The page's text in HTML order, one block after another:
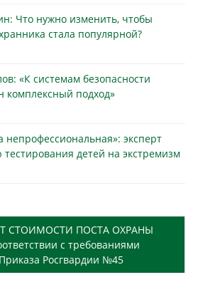
Что нужно изменить, чтобы
стала популярной?
«К системам безопасности
комплексный подход»
непрофессиональная»: эксперт
детей на экстремизм
СТОИМОСТИ ПОСТА ОХРАНЫ
с требованиями
Приказа Росгвардии №45